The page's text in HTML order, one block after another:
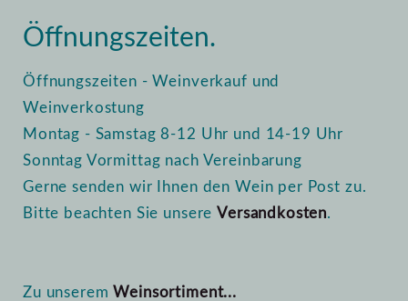
Öffnungszeiten.
Öffnungszeiten - Weinverkauf und
Weinverkostung
Montag - Samstag 8-12 Uhr und 14-19 Uhr
Sonntag Vormittag nach Vereinbarung
Gerne senden wir Ihnen den Wein per Post zu.
Bitte beachten Sie unsereVersandkosten.
Zu unseremWeinsortiment...